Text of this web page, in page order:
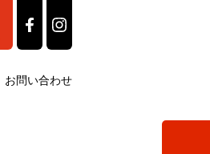
お問い合わせ